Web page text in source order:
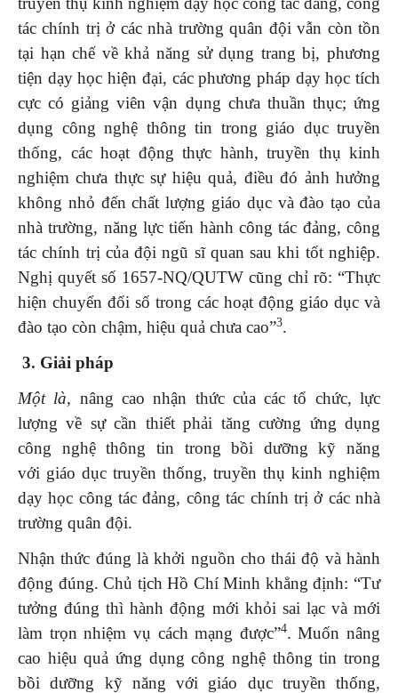
tác chính trị ở các nhà trường quân đội vẫn còn tồn
tại hạn chế về khả năng sử dụng trang bị, phương
tiện dạy học hiện đại, các phương pháp dạy học tích
cực có giảng viên vận dụng chưa thuần thục; ứng
dụng công nghệ thông tin trong giáo dục truyền
thống, các hoạt động thực hành, truyền thụ kinh
nghiệm chưa thực sự hiệu quả, điều đó ảnh hưởng
không nhỏ đến chất lượng giáo dục và đào tạo của
nhà trường, năng lực tiến hành công tác đảng, công
tác chính trị của đội ngũ sĩ quan sau khi tốt nghiệp.
Nghị quyết số 1657-NQ/QUTW cũng chỉ rõ: “Thực
hiện chuyển đổi số trong các hoạt động giáo dục và
đào tạo còn chậm, hiệu quả chưa cao”3.
3. Giải pháp
Một là, nâng cao nhận thức của các tổ chức, lực
lượng về sự cần thiết phải tăng cường ứng dụng
công nghệ thông tin trong bồi dưỡng kỹ năng
với giáo dục truyền thống, truyền thụ kinh nghiệm
dạy học công tác đảng, công tác chính trị ở các nhà
trường quân đội.
Nhận thức đúng là khởi nguồn cho thái độ và hành
động đúng. Chủ tịch Hồ Chí Minh khẳng định: “Tư
tưởng đúng thì hành động mới khỏi sai lạc và mới
làm trọn nhiệm vụ cách mạng được”4. Muốn nâng
cao hiệu quả ứng dụng công nghệ thông tin trong
bồi dưỡng kỹ năng với giáo dục truyền thống,